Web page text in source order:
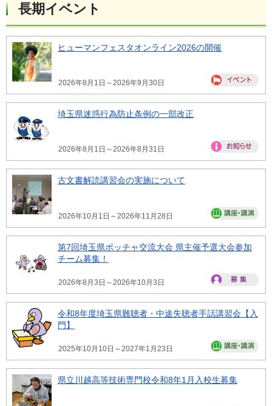
長期イベント
ヒューマンフェスタオンライン2026の開催
2026年8月1日～2026年9月30日
埼玉県迷惑行為防止条例の一部改正
2026年8月1日～2026年8月31日
古文書解読講習会の実施について
2026年10月1日～2026年11月28日
第7回埼玉県ボッチャ交流大会 県主催予選大会参加
チーム募集！
2026年8月3日～2026年10月3日
令和8年度埼玉県難聴者・中途失聴者手話講習会【入
門】
2025年10月10日～2027年1月23日
県立川越高等技術専門校令和8年1月入校生募集